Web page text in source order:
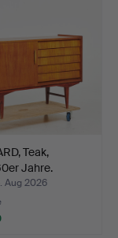
Teak,
Jahre.
Aug 2026